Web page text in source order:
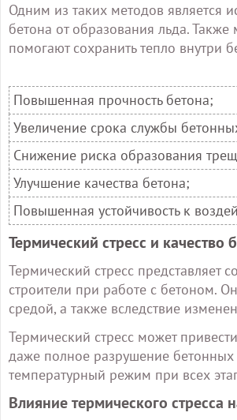
Одним из таких методов является
бетона от образования льда.
помогают сохранить тепло внутри
Повышенная прочность бетона;
Увеличение срока службы
Снижение риска образования
Улучшение качества бетона;
Повышенная устойчивость к
Термический стресс и качество
Термический стресс
строители при работе с бетоном.
средой, а также вследствие
Термический стресс может
даже полное разрушение бетонных
температурный режим при всех
Влияние термического стресса